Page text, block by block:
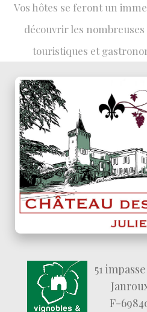
Vos hôtes se feront un
découvrir les
touristiques et
51
F-